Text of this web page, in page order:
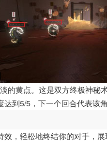
的黄点。这是双方终极神
到5/5，下一个回合代表该
，轻松地终结你的对手，展